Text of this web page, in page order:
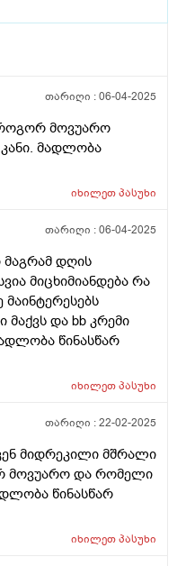
თარიღი :06-04-2025
მოვუარო
მადლობა
იხილეთპასუხი
თარიღი :06-04-2025
მაგრამ დღის
მიცხიმიანდება რა
მაინტერესებს
მაქვს და bb კრემი
წინასწარ
იხილეთპასუხი
თარიღი :22-02-2025
მიდრეკილი მშრალი
მოვუარო და რომელი
წინასწარ
იხილეთპასუხი